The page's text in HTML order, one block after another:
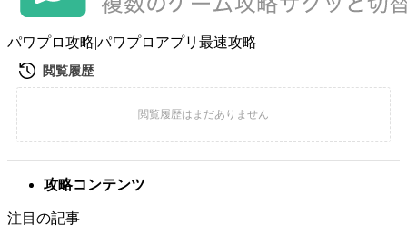
パワプロ攻略|パワプロアプリ最速攻略
攻略コンテンツ
注目の記事